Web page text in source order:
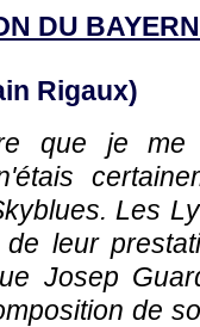
DU
Rigaux)
que je
Les
leur
Josep
de